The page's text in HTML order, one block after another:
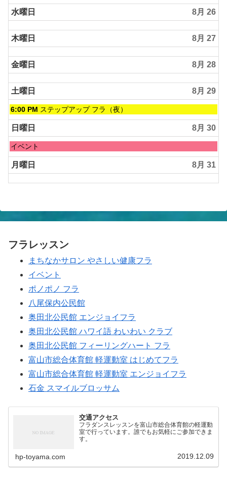
水曜日 8月 26
木曜日 8月 27
金曜日 8月 28
土曜日 8月 29
土
曜
日,
8
月
29th
2026
6:00 PM ステップアップ フラ（夜）
日曜日 8月 30
日
曜
日,
8
月
イベント
月曜日 8月 31
フラレッスン
まちなかサロン やさしい健康フラ
イベント
ポノポノ フラ
八尾保内公民館
奥田北公民館 エンジョイフラ
奥田北公民館 ハワイ語 わいわい クラブ
奥田北公民館 フィーリングハート フラ
富山市総合体育館 軽運動室 はじめてフラ
富山市総合体育館 軽運動室 エンジョイフラ
石金 スマイルブロッサム
交通アクセス
フラダンスレッスンを富山市総合体育館の軽運動
室で行っています。誰でもお気軽にご参加できま
す。
hp-toyama.com 2019.12.09